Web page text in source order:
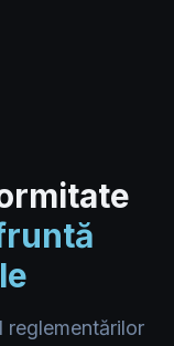
reglementărilor